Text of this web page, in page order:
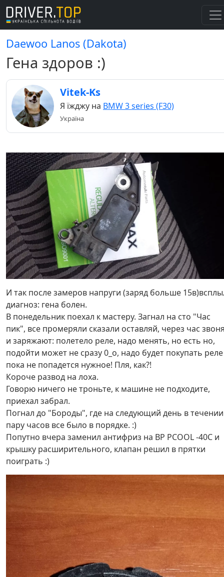
Daewoo Lanos (Dakota)
Гена здоров :)
Vitek-Ks
Я їжджу на BMW 3 series (F30)
Україна
И так после замеров напруги (заряд больше
диагноз: гена болен.
В понедельник поехал к мастеру. Загнал на сто "Час
пик", все промеряли сказали оставляй, через час
и заряжают: полетело реле, надо менять, но есть но,
подойти может не сразу 0_о, надо будет покупать реле
пока не попадется нужное! Пля, как?!
Короче развод на лоха.
Говорю ничего не троньте, к машине не подходите,
приехал забрал.
Погнал до "Бороды", где на следующий день в течении
пару часов все было в порядке. :)
Попутно вчера заменил антифриз на BP PCOOL -40С и
крышку расширительного, клапан решил в прятки
поиграть :)